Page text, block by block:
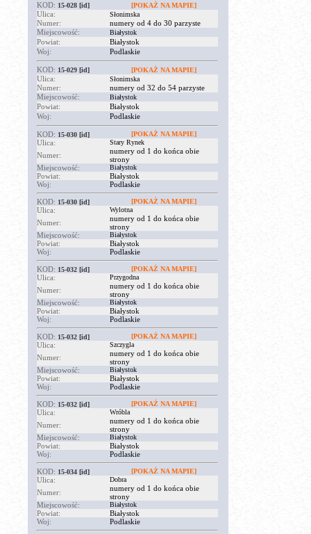
KOD: 15-028 [id] [POKAŻ NA MAPIE]
Ulica: Słonimska
Numer:
numery od 4 do 30 parzyste
Miejscowość:
Białystok
Powiat:
Białystok
Woj:
Podlaskie
KOD: 15-029 [id] [POKAŻ NA MAPIE]
Ulica: Słonimska
Numer:
numery od 32 do 54 parzyste
Miejscowość:
Białystok
Powiat:
Białystok
Woj:
Podlaskie
KOD: 15-030 [id] [POKAŻ NA MAPIE]
Ulica: Stary Rynek
Numer:
numery od 1 do końca obie
strony
Miejscowość:
Białystok
Powiat:
Białystok
Woj:
Podlaskie
KOD: 15-030 [id] [POKAŻ NA MAPIE]
Ulica: Wylotna
Numer:
numery od 1 do końca obie
strony
Miejscowość:
Białystok
Powiat:
Białystok
Woj:
Podlaskie
KOD: 15-032 [id] [POKAŻ NA MAPIE]
Ulica: Przygodna
Numer:
numery od 1 do końca obie
strony
Miejscowość:
Białystok
Powiat:
Białystok
Woj:
Podlaskie
KOD: 15-032 [id] [POKAŻ NA MAPIE]
Ulica: Szczygla
Numer:
numery od 1 do końca obie
strony
Miejscowość:
Białystok
Powiat:
Białystok
Woj:
Podlaskie
KOD: 15-032 [id] [POKAŻ NA MAPIE]
Ulica: Wróbla
Numer:
numery od 1 do końca obie
strony
Miejscowość:
Białystok
Powiat:
Białystok
Woj:
Podlaskie
KOD: 15-034 [id] [POKAŻ NA MAPIE]
Ulica: Dobra
Numer:
numery od 1 do końca obie
strony
Miejscowość:
Białystok
Powiat:
Białystok
Woj:
Podlaskie